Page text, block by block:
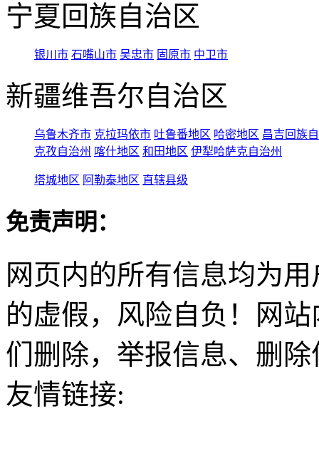
宁夏回族自治区
银川市 石嘴山市 吴忠市 固原市 中卫市
新疆维吾尔自治区
乌鲁木齐市 克拉玛依市 吐鲁番地区 哈密地区 昌吉回族
克孜自治州 喀什地区 和田地区 伊犁哈萨克自治州
塔城地区 阿勒泰地区 直辖县级
免责声明：
网页内的所有信息均为
的虚假，风险自负！网
们删除，举报信息、删
友情链接: